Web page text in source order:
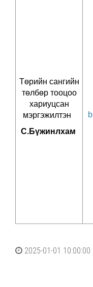
Төрийн сангийн
төлбөр тооцоо
хариуцсан
мэргэжилтэн
С.Бүжинлхам
2025-01-01 10:00:00